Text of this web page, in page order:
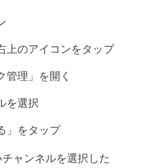
上のアイコンをタップ
管理」を開く
を選択
」をタップ
ャンネルを選択した